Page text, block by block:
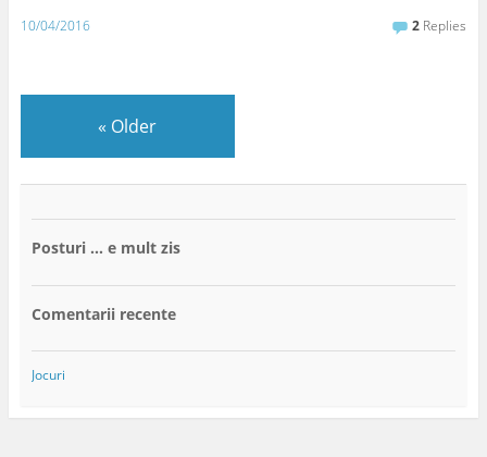
10/04/2016 2 Replies
« Older
Posturi … e mult zis
Comentarii recente
Jocuri